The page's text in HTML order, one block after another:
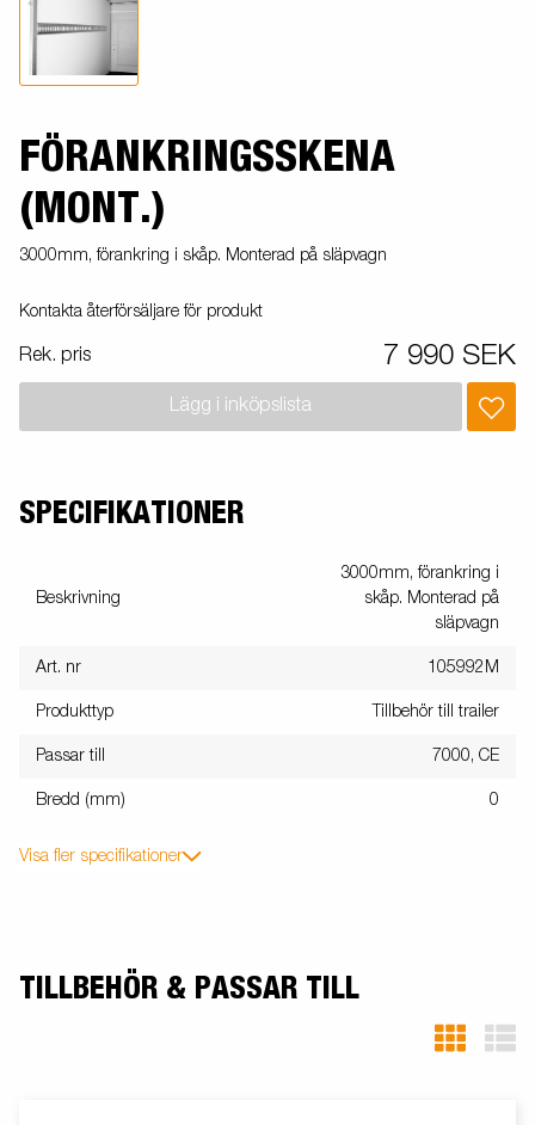
FÖRANKRINGSSKENA
(MONT.)
3000mm, förankring i skåp. Monterad på släpvagn
Kontakta återförsäljare för produkt
Rek. pris 7 990 SEK
Lägg i inköpslista
SPECIFIKATIONER
Beskrivning
3000mm, förankring i
skåp. Monterad på
släpvagn
Art. nr 105992M
Produkttyp Tillbehör till trailer
Passar till 7000, CE
Bredd (mm) 0
Visa fler specifikationer
TILLBEHÖR & PASSAR TILL